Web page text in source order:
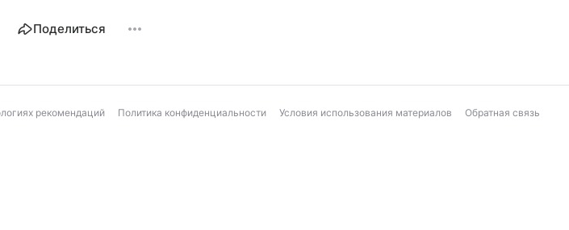
Поделиться
рекомендаций Политика конфиденциальности Условия использования материалов Обратная связь